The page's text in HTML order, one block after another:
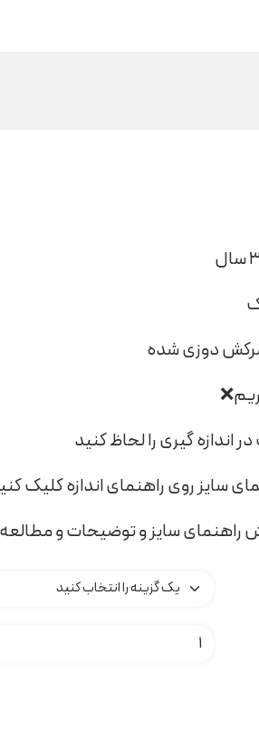
دوزی شده
سایز روی راهنمای اندازه کلیک
راهنمای سایز و توضیحات و
ست حیوانات ۲۲۲۰۱ indigo کد t000295 عدد